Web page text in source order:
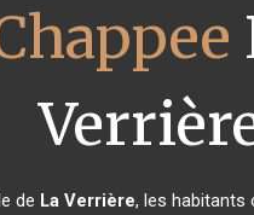
de La Verrière, les habitants